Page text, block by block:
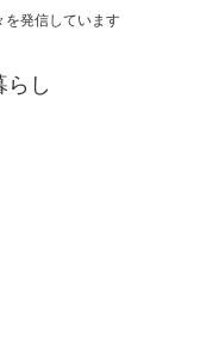
を発信しています
らし